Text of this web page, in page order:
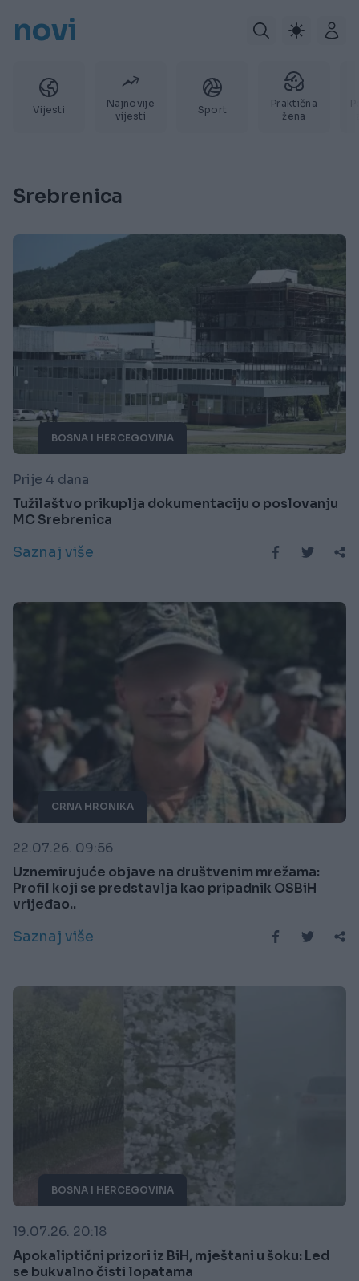
novi
Vijesti
Najnovije
vijesti
Sport
Praktična
žena
Srebrenica
BOSNA I HERCEGOVINA
Prije 4 dana
Tužilaštvo prikuplja dokumentaciju o poslovanju
MC Srebrenica
Saznaj više
CRNA HRONIKA
22.07.26. 09:56
Uznemirujuće objave na društvenim mrežama:
Profil koji se predstavlja kao pripadnik OSBiH
vrijeđao..
Saznaj više
BOSNA I HERCEGOVINA
19.07.26. 20:18
Apokaliptični prizori iz BiH, mještani u šoku: Led
se bukvalno čisti lopatama